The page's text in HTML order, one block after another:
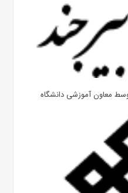
معاون آموزشی دانشگاه